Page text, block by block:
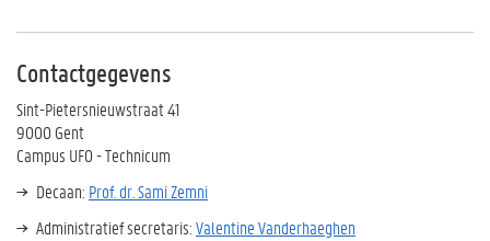
Contactgegevens
Sint-Pietersnieuwstraat 41
9000 Gent
Campus UFO - Technicum
Decaan: Prof. dr. Sami Zemni
Administratief secretaris:Valentine Vanderhaeghen